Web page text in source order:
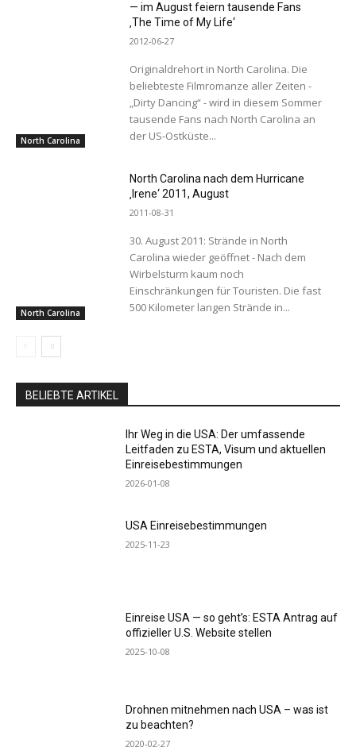
North Carolina
— im August feiern tausende Fans
‚The Time of My Life‘
2012-06-27
Originaldrehort in North Carolina. Die
beliebteste Filmromanze aller Zeiten -
„Dirty Dancing“ - wird in diesem Sommer
tausende Fans nach North Carolina an
der US-Ostküste...
North Carolina
North Carolina nach dem Hurricane
‚Irene‘ 2011, August
2011-08-31
30. August 2011: Strände in North
Carolina wieder geöffnet - Nach dem
Wirbelsturm kaum noch
Einschränkungen für Touristen. Die fast
500 Kilometer langen Strände in...
BELIEBTE ARTIKEL
Ihr Weg in die USA: Der umfassende
Leitfaden zu ESTA, Visum und aktuellen
Einreisebestimmungen
2026-01-08
USA Einreisebestimmungen
2025-11-23
Einreise USA — so geht’s: ESTA Antrag auf
offizieller U.S. Website stellen
2025-10-08
Drohnen mitnehmen nach USA – was ist
zu beachten?
2020-02-27